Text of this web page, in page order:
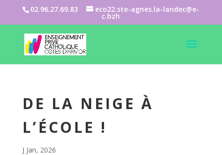
02.96.27.69.83 eco22.ste-agnes.la-landec@e-
c.bzh
DE LA NEIGE À
L’ÉCOLE !
J Jan, 2026